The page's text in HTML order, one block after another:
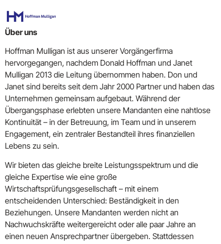
Über uns
Hoffman Mulligan ist aus unserer Vorgängerfirma
hervorgegangen, nachdem Donald Hoffman und Janet
Mulligan 2013 die Leitung übernommen haben. Don und
Janet sind bereits seit dem Jahr 2000 Partner und haben das
Unternehmen gemeinsam aufgebaut. Während der
Übergangsphase erlebten unsere Mandanten eine nahtlose
Kontinuität – in der Betreuung, im Team und in unserem
Engagement, ein zentraler Bestandteil ihres finanziellen
Lebens zu sein.
Wir bieten das gleiche breite Leistungsspektrum und die
gleiche Expertise wie eine große
Wirtschaftsprüfungsgesellschaft – mit einem
entscheidenden Unterschied: Beständigkeit in den
Beziehungen. Unsere Mandanten werden nicht an
Nachwuchskräfte weitergereicht oder alle paar Jahre an
einen neuen Ansprechpartner übergeben. Stattdessen